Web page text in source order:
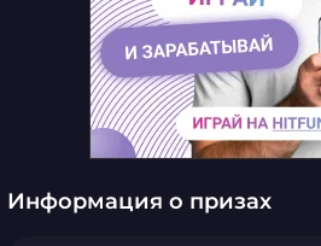
Информация о призах